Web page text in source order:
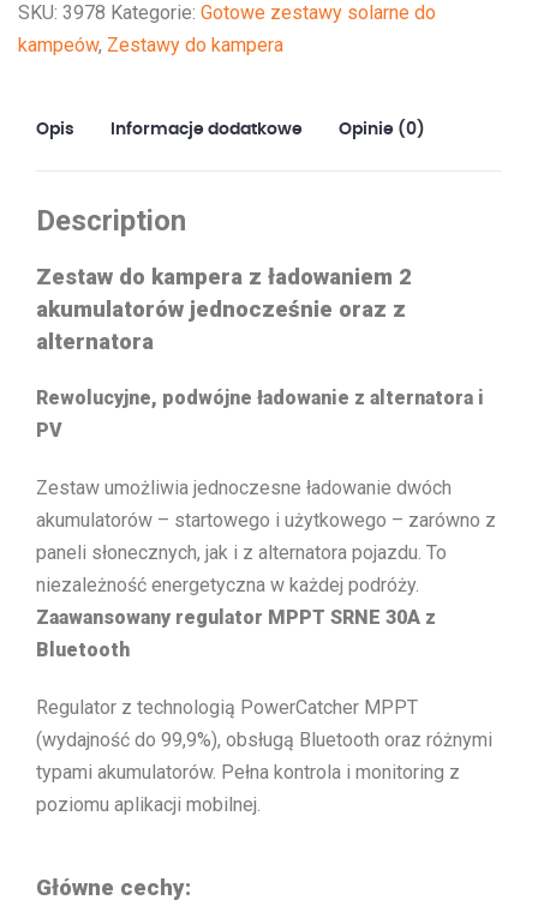
kampera
–
akumulatorów
zasilanie
alternatora
SKU: 3978 Kategorie: Gotowe zestawy solarne do
kampeów, Zestawy do kampera
Opis Informacje dodatkowe Opinie (0)
Description
Zestaw do kampera z ładowaniem 2
akumulatorów jednocześnie oraz z
alternatora
Rewolucyjne, podwójne ładowanie z alternatora i
PV
Zestaw umożliwia jednoczesne ładowanie dwóch
akumulatorów – startowego i użytkowego – zarówno z
paneli słonecznych, jak i z alternatora pojazdu. To
niezależność energetyczna w każdej podróży.
Zaawansowany regulator MPPT SRNE 30A z
Bluetooth
Regulator z technologią PowerCatcher MPPT
(wydajność do 99,9%), obsługą Bluetooth oraz różnymi
typami akumulatorów. Pełna kontrola i monitoring z
poziomu aplikacji mobilnej.
Główne cechy: